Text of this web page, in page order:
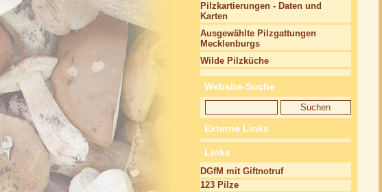
Pilzkartierungen - Daten und
Karten
Ausgewählte Pilzgattungen
Mecklenburgs
Wilde Pilzküche
Website-Suche
Externe Links
Links
DGfM mit Giftnotruf
123 Pilze